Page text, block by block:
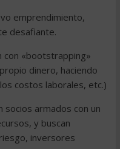
emprendimiento,
desafiante.
con «bootstrapping»
dinero, haciendo
costos laborales, etc.)
armados con un
y buscan
inversores